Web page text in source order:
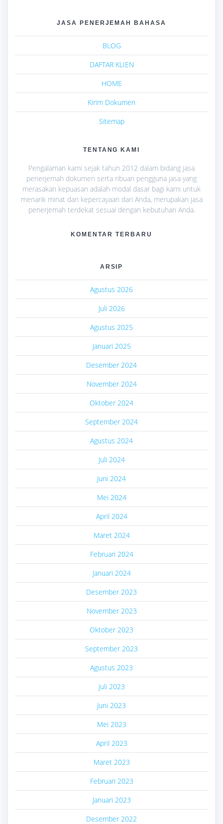
JASA PENERJEMAH BAHASA
BLOG
DAFTAR KLIEN
HOME
Kirim Dokumen
Sitemap
TENTANG KAMI
Pengalaman kami sejak tahun 2012 dalam bidang jasa
penerjemah dokumen serta ribuan pengguna jasa yang
merasakan kepuasan adalah modal dasar bagi kami untuk
menarik minat dan kepercayaan dari Anda, merupakan jasa
penerjemah terdekat sesuai dengan kebutuhan Anda.
KOMENTAR TERBARU
ARSIP
Agustus 2026
Juli 2026
Agustus 2025
Januari 2025
Desember 2024
November 2024
Oktober 2024
September 2024
Agustus 2024
Juli 2024
Juni 2024
Mei 2024
April 2024
Maret 2024
Februari 2024
Januari 2024
Desember 2023
November 2023
Oktober 2023
September 2023
Agustus 2023
Juli 2023
Juni 2023
Mei 2023
April 2023
Maret 2023
Februari 2023
Januari 2023
Desember 2022